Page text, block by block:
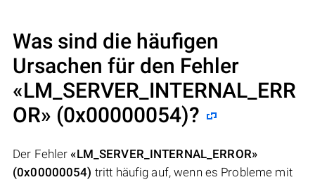
Was sind die häufigen
Ursachen für den Fehler
«LM_SERVER_INTERNAL_ERR
OR» (0x00000054)?
Der Fehler«LM_SERVER_INTERNAL_ERROR»
(0x00000054) tritt häufig auf, wenn es Probleme mit